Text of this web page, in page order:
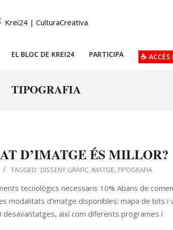
EL BLOC DE KREI24 PARTICIPA ☕
TIPOGRAFIA
D’IMATGE ÉS MILLOR?
TAGGED: DISSENY GRÀFIC, IMATGE,TIPOGRAFIA
tecnològics necessaris 10% Abans de
modalitats d’imatge disponibles: mapa de bits i
desavantatges, així com diferents programes i